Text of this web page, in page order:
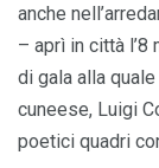
anche
– aprì in città l’8
di gala alla
cuneese, Luigi
poetici quadri